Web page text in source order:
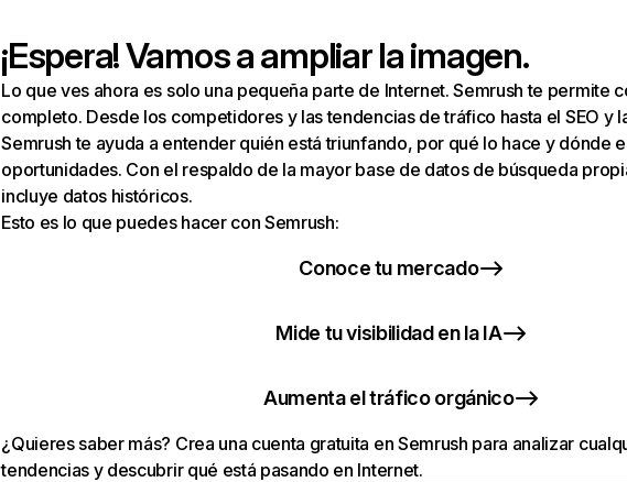
¡Espera! Vamos a ampliar la imagen.
Lo que ves ahora es solo una pequeña parte de Internet. Semrush te permite
completo. Desde los competidores y las tendencias de tráfico hasta el SEO y
Semrush te ayuda a entender quién está triunfando, por qué lo hace y dónde
oportunidades. Con el respaldo de la mayor base de datos de búsqueda
incluye datos históricos.
Esto es lo que puedes hacer con Semrush:
Conoce tu mercado
Mide tu visibilidad en la IA
Aumenta el tráfico orgánico
¿Quieres saber más? Crea una cuenta gratuita en Semrush para analizar
tendencias y descubrir qué está pasando en Internet.